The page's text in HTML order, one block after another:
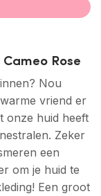
Rose
Nou
vriend er
onze huid heeft
Zeker
een
om je huid te
Een groot